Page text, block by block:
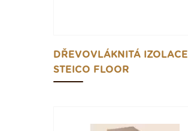
DŘEVOVLÁKNITÁ IZOLACE
STEICO FLOOR